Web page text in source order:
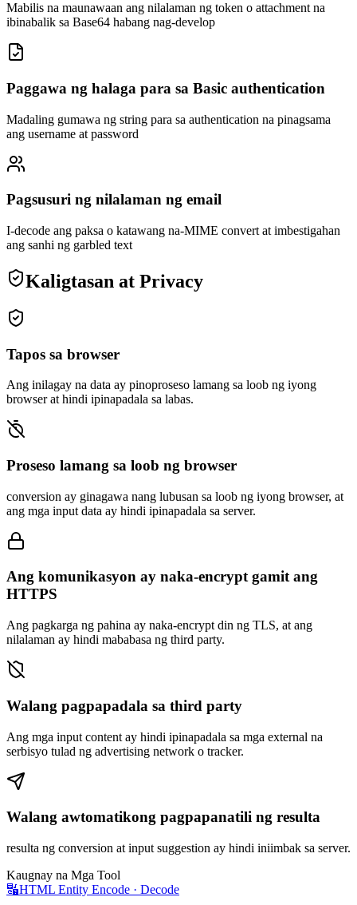
Mabilis na maunawaan ang nilalaman ng token o attachment na
ibinabalik sa Base64 habang nag-develop
Paggawa ng halaga para sa Basic authentication
Madaling gumawa ng string para sa authentication na pinagsama
ang username at password
Pagsusuri ng nilalaman ng email
I-decode ang paksa o katawang na-MIME convert at imbestigahan
ang sanhi ng garbled text
Kaligtasan at Privacy
Tapos sa browser
Ang inilagay na data ay pinoproseso lamang sa loob ng iyong
browser at hindi ipinapadala sa labas.
Proseso lamang sa loob ng browser
conversion ay ginagawa nang lubusan sa loob ng iyong browser, at
ang mga input data ay hindi ipinapadala sa server.
Ang komunikasyon ay naka-encrypt gamit ang
HTTPS
Ang pagkarga ng pahina ay naka-encrypt din ng TLS, at ang
nilalaman ay hindi mababasa ng third party.
Walang pagpapadala sa third party
Ang mga input content ay hindi ipinapadala sa mga external na
serbisyo tulad ng advertising network o tracker.
Walang awtomatikong pagpapanatili ng resulta
resulta ng conversion at input suggestion ay hindi iniimbak sa server.
Kaugnay na Mga Tool
🔣HTML Entity Encode · Decode